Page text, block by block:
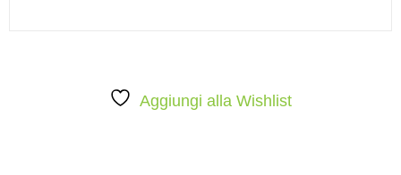
Aggiungi alla Wishlist